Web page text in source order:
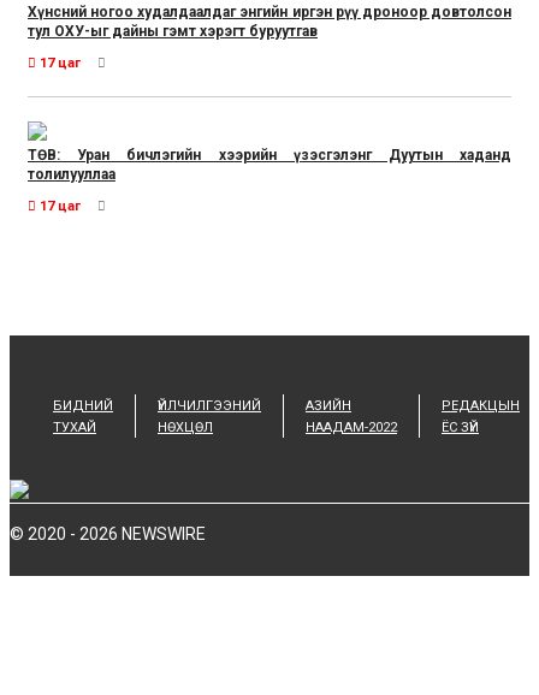
Хүнсний ногоо худалдаалдаг энгийн иргэн рүү дроноор довтолсон
тул ОХУ-ыг дайны гэмт хэрэгт буруутгав
17 цаг
ТӨВ: Уран бичлэгийн хээрийн үзэсгэлэнг Дуутын хаданд
толилууллаа
17 цаг
БИДНИЙ
ТУХАЙ
ҮЙЛЧИЛГЭЭНИЙ
НӨХЦӨЛ
АЗИЙН
НААДАМ-2022
РЕДАКЦЫН
ЁС ЗҮЙ
© 2020 - 2026 NEWSWIRE